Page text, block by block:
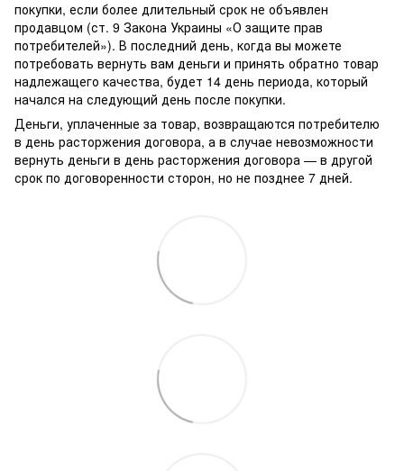
покупки, если более длительный срок не объявлен
продавцом (ст. 9 Закона Украины «О защите прав
потребителей»). В последний день, когда вы можете
потребовать вернуть вам деньги и принять обратно товар
надлежащего качества, будет 14 день периода, который
начался на следующий день после покупки.
Деньги, уплаченные за товар, возвращаются потребителю
в день расторжения договора, а в случае невозможности
вернуть деньги в день расторжения договора — в другой
срок по договоренности сторон, но не позднее 7 дней.